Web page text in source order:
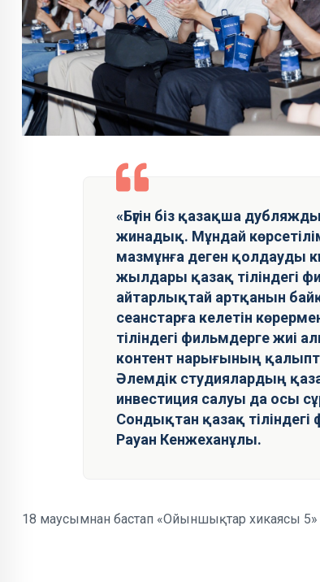
«Бүгін біз қазақша
жинадық. Мұндай
мазмұнға деген қолдауды
жылдары қазақ тіліндегі
айтарлықтай артқанын
сеанстарға келетін
тіліндегі фильмдерге жиі
контент нарығының
Әлемдік студиялардың
инвестиция салуы да осы
Сондықтан қазақ
Рауан Кенжеханұлы.
18 маусымнан бастап «Ойыншықтар хикаясы 5»